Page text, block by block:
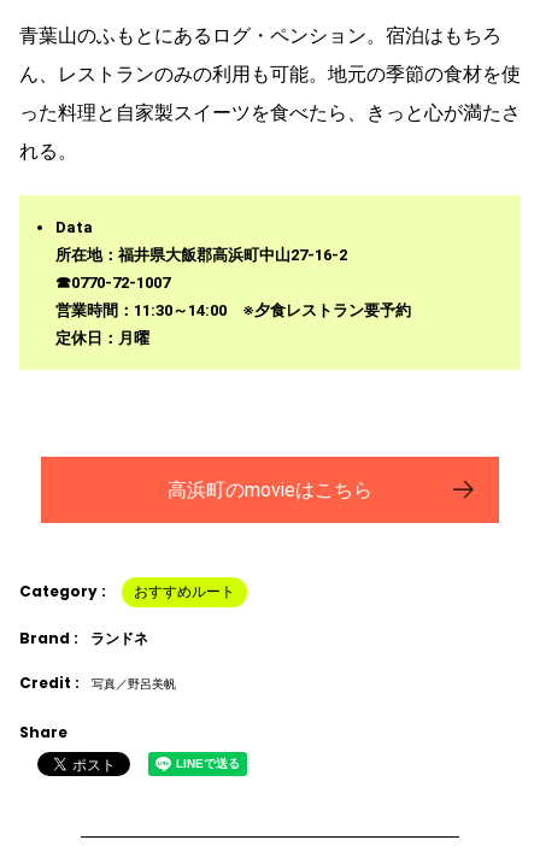
青葉山のふもとにあるログ・ペンション。宿泊はもちろ
ん、レストランのみの利用も可能。地元の季節の食材を使
った料理と自家製スイーツを食べたら、きっと心が満たさ
れる。
Data
所在地：福井県大飯郡高浜町中山27-16-2
☎0770-72-1007
営業時間：11:30～14:00 ※夕食レストラン要予約
定休日：月曜
高浜町のmovieはこちら
Category : おすすめルート
Brand : ランドネ
Credit : 写真／野呂美帆
Share